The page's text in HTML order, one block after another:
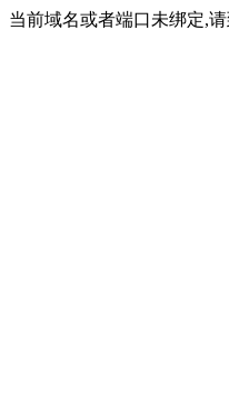
当前域名或者端口未绑定,